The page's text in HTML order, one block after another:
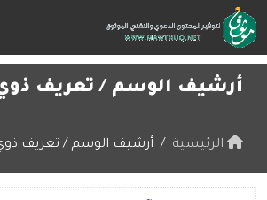
أرشيف الوسم / تعريف
الرئيسية أرشيف الوسم / تعريف ذوي